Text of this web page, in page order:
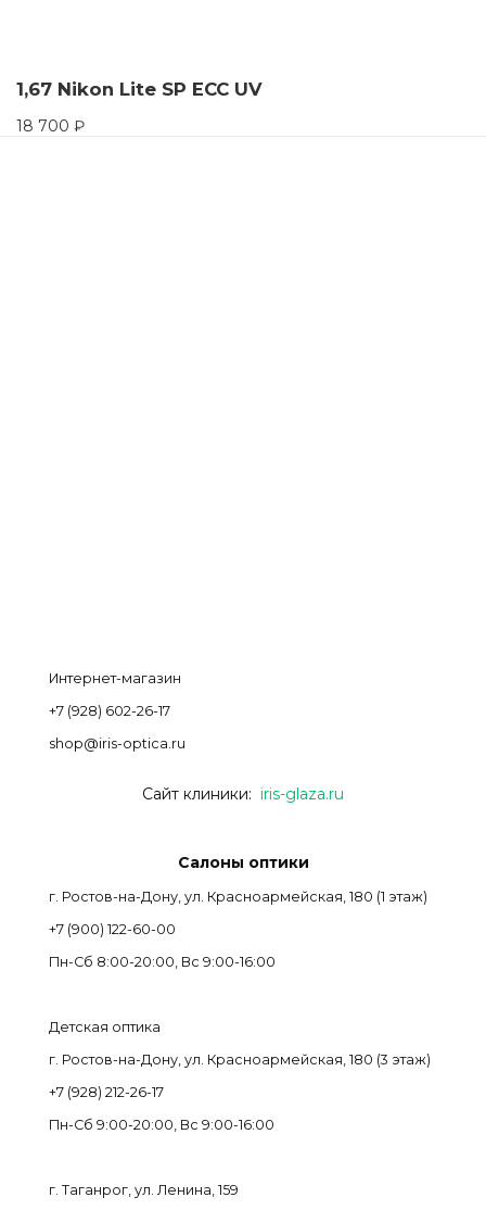
1,67 Nikon Lite SP ECC UV
18 700 ₽
Интернет-магазин
+7 (928) 602-26-17
shop@iris-optica.ru
Сайт клиники: iris-glaza.ru
Салоны оптики
г. Ростов-на-Дону, ул. Красноармейская, 180 (1 этаж)
+7 (900) 122-60-00
Пн-Cб 8:00-20:00, Вс 9:00-16:00
Детская оптика
г. Ростов-на-Дону, ул. Красноармейская, 180 (3 этаж)
+7 (928) 212-26-17
Пн-Cб 9:00-20:00, Вс 9:00-16:00
г. Таганрог, ул. Ленина, 159